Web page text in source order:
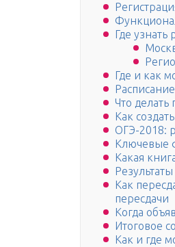
Где узнать
Где и как
Что
Как
ОГЭ-2018:
Ключевые
Какая
Как
пересдачи
Когда
Итоговое
Как и где